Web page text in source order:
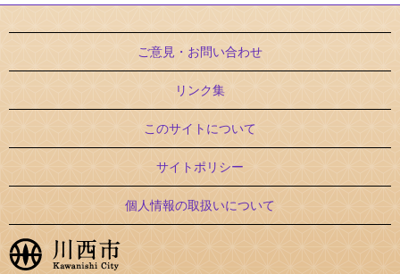
ご意見・お問い合わせ
リンク集
このサイトについて
サイトポリシー
個人情報の取扱いについて